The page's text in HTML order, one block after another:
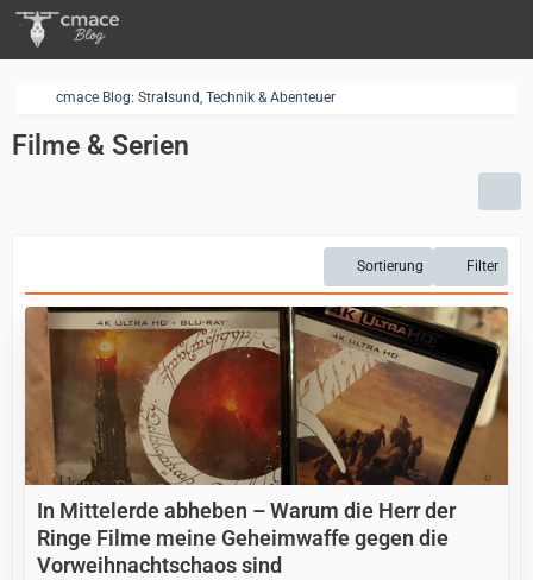
cmace Blog: Stralsund, Technik & Abenteuer
Filme & Serien
Sortierung Filter
In Mittelerde abheben – Warum die Herr der
Ringe Filme meine Geheimwaffe gegen die
Vorweihnachtschaos sind